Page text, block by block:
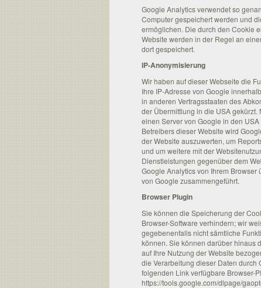
Google Analytics verwendet so
Computer gespeichert werden und
ermöglichen. Die durch den Cookie
Website werden in der Regel an
dort gespeichert.
IP-Anonymisierung
Wir haben auf dieser Webseite die
Ihre IP-Adresse von Google
in anderen Vertragsstaaten des
der Übermittlung in die USA
einen Server von Google in den
Betreibers dieser Website wird
der Website auszuwerten, um
und um weitere mit der
Dienstleistungen gegenüber dem
Google Analytics von Ihrem Browser
von Google zusammengeführt.
Browser Plugin
Sie können die Speicherung der
Browser-Software verhindern; wir
gegebenenfalls nicht sämtliche
können. Sie können darüber hinaus
auf Ihre Nutzung der Website
die Verarbeitung dieser Daten durch
folgenden Link verfügbare Browser-
https://tools.google.com/dlpage/